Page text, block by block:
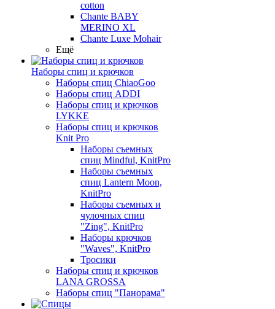
cotton
Chante BABY
MERINO XL
Chante Luxe Mohair
Ещё
Наборы спиц и крючков
Наборы спиц ChiaoGoo
Наборы спиц ADDI
Наборы спиц и крючков
LYKKE
Наборы спиц и крючков
Knit Pro
Наборы съемных
спиц Mindful, KnitPro
Наборы съемных
спиц Lantern Moon,
KnitPro
Наборы съемных и
чулочных спиц
"Zing", KnitPro
Наборы крючков
"Waves", KnitPro
Тросики
Наборы спиц и крючков
LANA GROSSA
Наборы спиц "Панорама"